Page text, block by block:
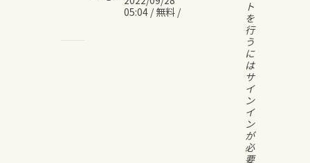
05:04 / 無料 /
ト
を
行
う
に
は
サ
イ
ン
イ
ン
が
必
要